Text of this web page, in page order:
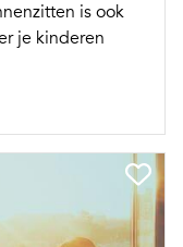
is ook
je kinderen